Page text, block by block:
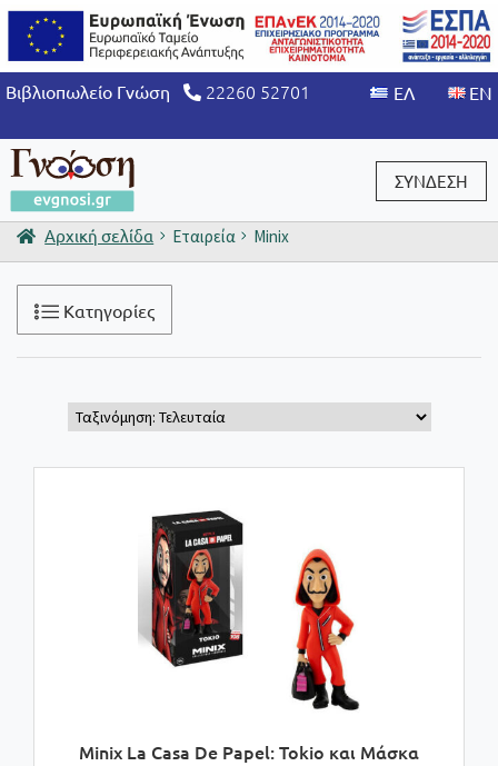
Βιβλιοπωλείο Γνώση 22260 52701
ΣΥΝΔΕΣΗ
Είσοδος / Εγγραφή
Αρχική σελίδα Εταιρεία Minix
Κατηγορίες
Minix La Casa De Papel: Tokio και Μάσκα